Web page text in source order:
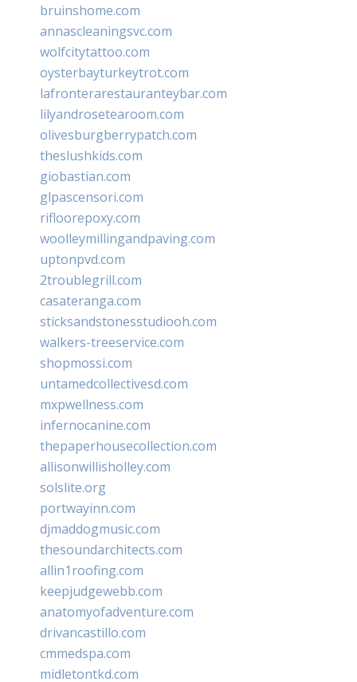
bruinshome.com
annascleaningsvc.com
wolfcitytattoo.com
oysterbayturkeytrot.com
lafronterarestauranteybar.com
lilyandrosetearoom.com
olivesburgberrypatch.com
theslushkids.com
giobastian.com
glpascensori.com
rifloorepoxy.com
woolleymillingandpaving.com
uptonpvd.com
2troublegrill.com
casateranga.com
sticksandstonesstudiooh.com
walkers-treeservice.com
shopmossi.com
untamedcollectivesd.com
mxpwellness.com
infernocanine.com
thepaperhousecollection.com
allisonwillisholley.com
solslite.org
portwayinn.com
djmaddogmusic.com
thesoundarchitects.com
allin1roofing.com
keepjudgewebb.com
anatomyofadventure.com
drivancastillo.com
cmmedspa.com
midletontkd.com